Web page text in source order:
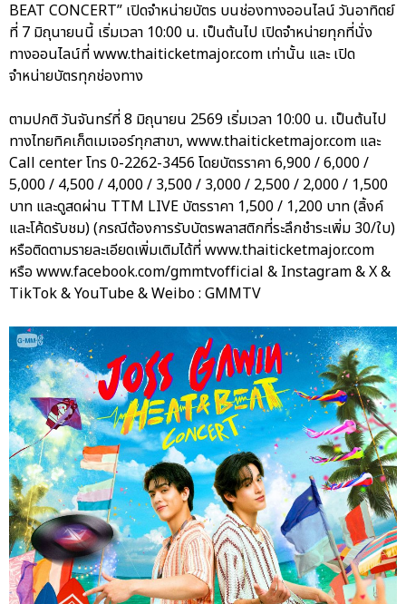
BEAT CONCERT” เปิดจำหน่ายบัตร บนช่องทางออนไลน์ วันอาทิตย์
ที่ 7 มิถุนายนนี้ เริ่มเวลา 10:00 น. เป็นต้นไป เปิดจำหน่ายทุกที่นั่ง
ทางออนไลน์ที่ www.thaiticketmajor.com เท่านั้น และ เปิด
จำหน่ายบัตรทุกช่องทาง
ตามปกติ วันจันทร์ที่ 8 มิถุนายน 2569 เริ่มเวลา 10:00 น. เป็นต้นไป
ทางไทยทิคเก็ตเมเจอร์ทุกสาขา, www.thaiticketmajor.com และ
Call center โทร 0-2262-3456 โดยบัตรราคา 6,900 / 6,000 /
5,000 / 4,500 / 4,000 / 3,500 / 3,000 / 2,500 / 2,000 / 1,500
บาท และดูสดผ่าน TTM LIVE บัตรราคา 1,500 / 1,200 บาท (ลิ้งค์
และโค้ดรับชม) (กรณีต้องการรับบัตรพลาสติกที่ระลึกชำระเพิ่ม 30/ใบ)
หรือติดตามรายละเอียดเพิ่มเติมได้ที่ www.thaiticketmajor.com
หรือ www.facebook.com/gmmtvofficial & Instagram & X &
TikTok & YouTube & Weibo : GMMTV